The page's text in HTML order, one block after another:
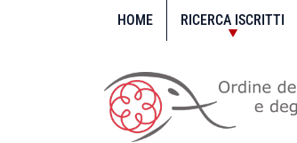
HOME RICERCA ISCRITTI